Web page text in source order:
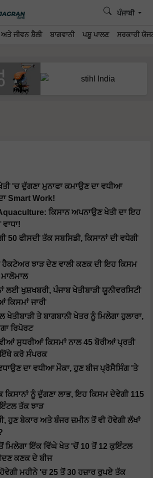
ਜੀਵਨ ਸ਼ੈਲੀ ਬਾਗਵਾਨੀ ਪਸ਼ੂ ਪਾਲਣ ਸਰਕਾਰੀ
ਪੰਜਾਬੀ
'ਚ ਦੁੱਗਣਾ ਮੁਨਾਫਾ ਕਮਾਉਣ ਦਾ ਵਧੀਆ
Smart Work!
ਕਿਸਾਨ ਅਪਨਾਉਣ ਖੇਤੀ ਦਾ ਇਹ
50 ਫੀਸਦੀ ਤੱਕ ਸਬਸਿਡੀ, ਕਿਸਾਨਾਂ ਦੀ ਵਧੇਗੀ
ਝਾੜ ਦੇਣ ਵਾਲੀ ਕਣਕ ਦੀ ਇਹ ਕਿਸਮ
ਲਈ ਖੁਸ਼ਖਬਰੀ, ਪੰਜਾਬ ਖੇਤੀਬਾੜੀ ਯੂਨੀਵਰਸਿਟੀ
ਜਾਰੀ
ਤੇ ਬਾਗਬਾਨੀ ਖੇਤਰ ਨੂੰ ਮਿਲੇਗਾ ਹੁਲਾਰਾ,
ਰਿਪੋਰਟ
ਸੁਧਰੀਆਂ ਕਿਸਮਾਂ ਨਾਲ 45 ਬੋਰੀਆਂ ਪ੍ਰਤੀ
ਇੱਥੇ ਕਰੋ ਸੰਪਰਕ
ਦਾ ਵਧੀਆ ਮੌਕਾ, ਹੁਣ ਬੀਜ ਪ੍ਰੋਸੈਸਿੰਗ 'ਤੇ
ਕਿਸਾਨਾਂ ਨੂੰ ਦੁੱਗਣਾ ਲਾਭ, ਇਹ ਕਿਸਮ ਦੇਵੇਗੀ 115
ਤੱਕ ਝਾੜ
ਹੁਣ ਬੇਕਾਰ ਅਤੇ ਬੰਜਰ ਜ਼ਮੀਨ ਤੋਂ ਵੀ ਹੋਵੇਗੀ ਲੱਖਾਂ
ਮਿਲੇਗਾ ਇੱਕ ਵਿੱਘੇ ਖੇਤ 'ਚੋਂ 10 ਤੋਂ 12 ਕੁਇੰਟਲ
ਕਣਕ ਦੇ ਬੀਜ
ਮਹੀਨੇ 'ਚ 25 ਤੋਂ 30 ਹਜ਼ਾਰ ਰੁਪਏ ਤੱਕ